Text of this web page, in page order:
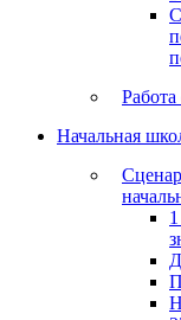
Начальная